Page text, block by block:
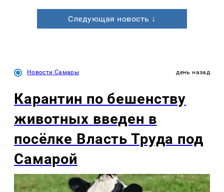
Следующая новость ↓
Новости Самары день назад
Карантин по бешенству
животных введен в
посёлке Власть Труда под
Самарой